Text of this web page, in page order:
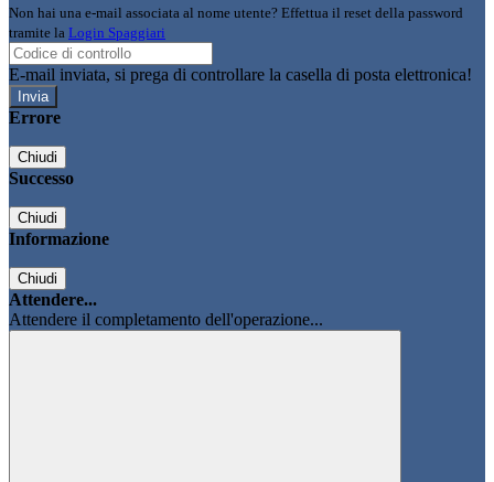
Non hai una e-mail associata al nome utente? Effettua il reset della password
tramite la Login Spaggiari
E-mail inviata, si prega di controllare la casella di posta elettronica!
Errore
Chiudi
Successo
Chiudi
Informazione
Chiudi
Attendere...
Attendere il completamento dell'operazione...